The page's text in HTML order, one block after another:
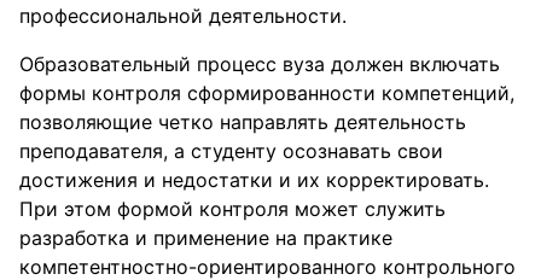
профессиональной деятельности.
Образовательный процесс вуза должен включать
формы контроля сформированности компетенций,
позволяющие четко направлять деятельность
преподавателя, а студенту осознавать свои
достижения и недостатки и их корректировать.
При этом формой контроля может служить
разработка и применение на практике
компетентностно-ориентированного контрольного